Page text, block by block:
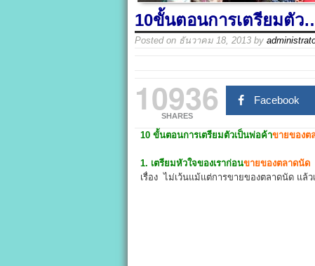
10ขั้นตอนการเตรียมตั
Posted on ธันวาคม 18, 2013 by
10936
SHARES
Facebook
10 ขั้นตอนการเตรียมตัวเป็นพ่อค้าขายของต
1. เตรียมหัวใจของเราก่อนขายของตลาดนัด
เรื่อง ไม่เว้นแม้แต่การขายของตลาดนัด แล้ว